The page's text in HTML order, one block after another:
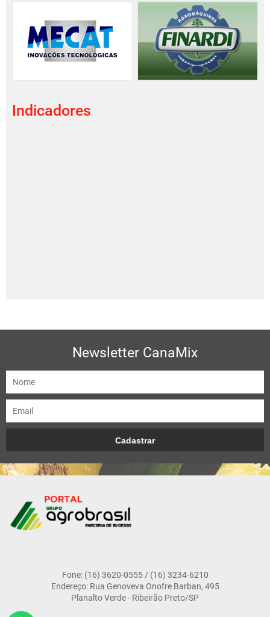
Indicadores
Newsletter CanaMix
Fone: (16) 3620-0555 / (16) 3234-6210
Endereço: Rua Genoveva Onofre Barban, 495
Planalto Verde - Ribeirão Preto/SP